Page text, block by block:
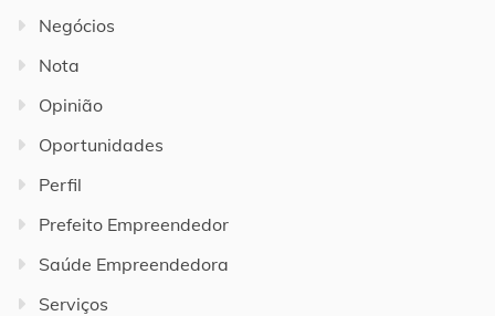
Negócios
Nota
Opinião
Oportunidades
Perfil
Prefeito Empreendedor
Saúde Empreendedora
Serviços